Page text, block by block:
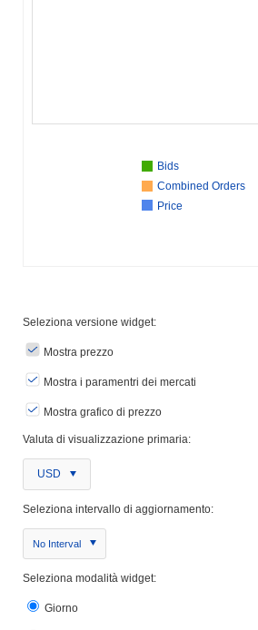
Bids
Combined Orders
Price
Seleziona versione widget:
Mostra prezzo
Mostra i paramentri dei mercati
Mostra grafico di prezzo
Valuta di visualizzazione primaria:
USD
Seleziona intervallo di aggiornamento:
No Interval
Seleziona modalità widget:
Giorno